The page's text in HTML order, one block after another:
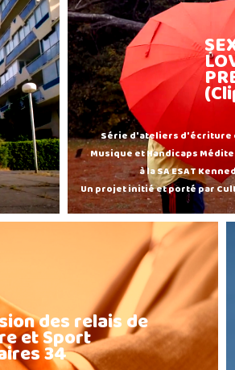
Série d'ateliers d'écriture
Musique et Handicaps
à la SA ESAT
Un projet initié et porté par
des relais de
et Sport
34